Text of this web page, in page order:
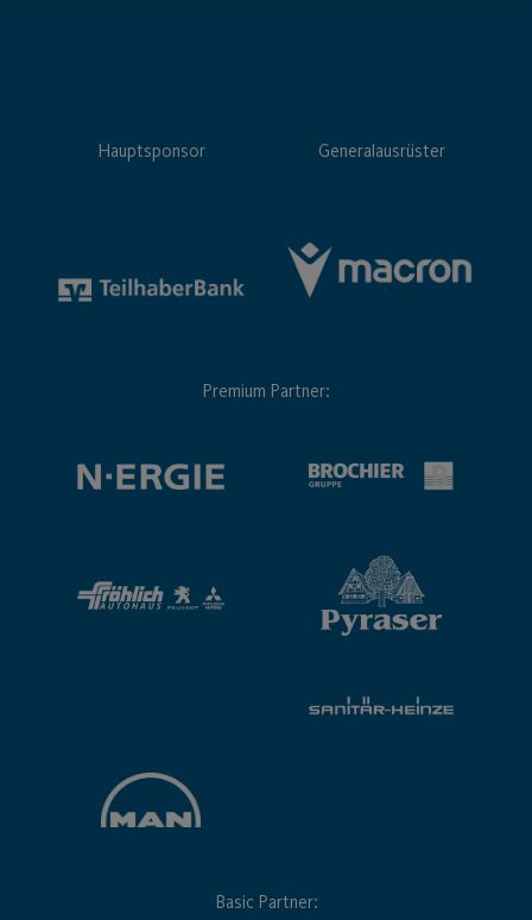
Hauptsponsor Generalausrüster
Premium Partner:
Basic Partner: